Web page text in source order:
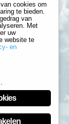
cookies om
te bieden.
van
Met
uw
website te
en
.